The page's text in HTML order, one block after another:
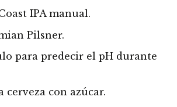
IPA manual.
Pilsner.
para predecir el pH durante
cerveza con azúcar.